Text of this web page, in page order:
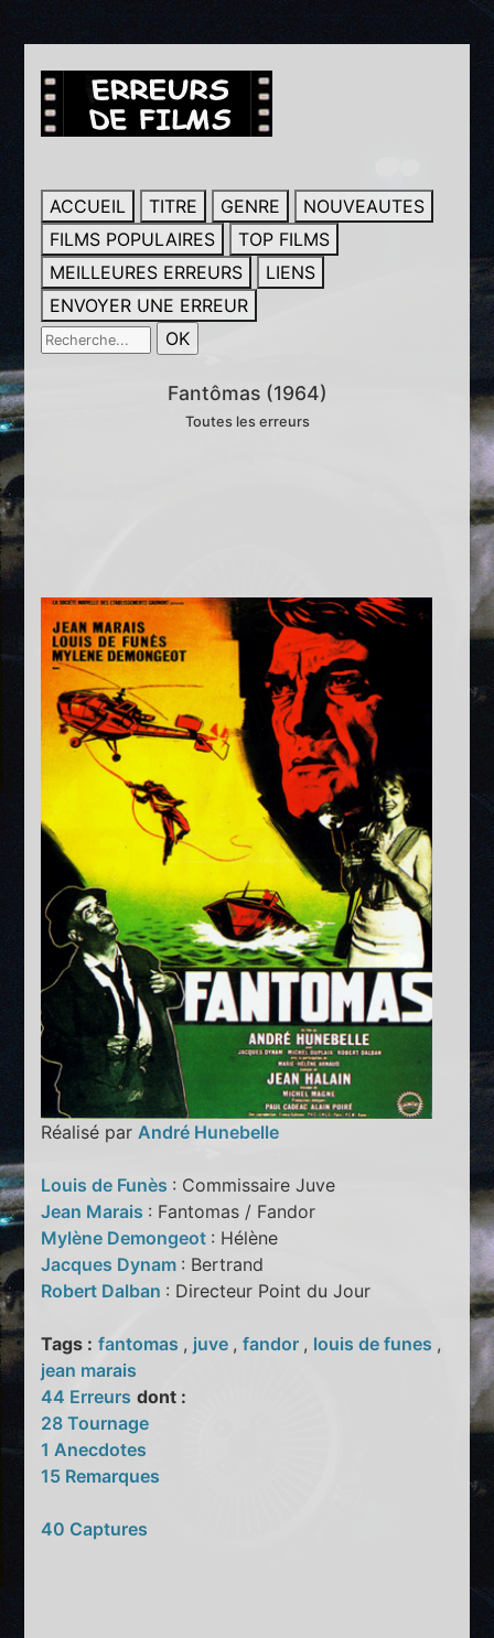
ACCUEIL TITRE GENRE
NOUVEAUTES
FILMS POPULAIRES
TOP FILMS
MEILLEURES ERREURS
LIENS
ENVOYER UNE ERREUR
Fantômas (1964)
Toutes les erreurs
Réalisé par André Hunebelle
Louis de Funès : Commissaire Juve
Jean Marais : Fantomas / Fandor
Mylène Demongeot : Hélène
Jacques Dynam : Bertrand
Robert Dalban : Directeur Point du Jour
Tags : fantomas , juve ,fandor , louis de funes ,
jean marais
44 Erreurs dont :
28 Tournage
1 Anecdotes
15 Remarques
40 Captures